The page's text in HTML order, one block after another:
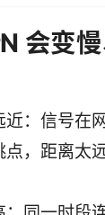
会变
近：信号在
点，距离太